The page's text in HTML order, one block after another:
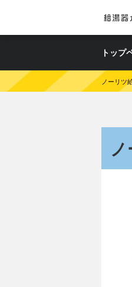
トップ
ノーリツ